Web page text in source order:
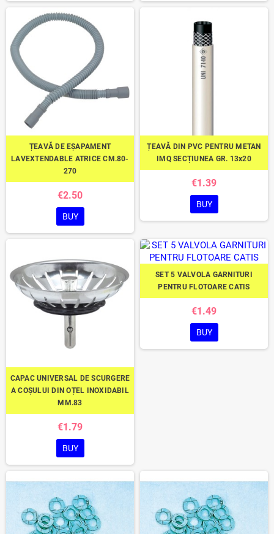
ȚEAVĂ DE EȘAPAMENT
LAVEXTENDABLE ATRICE CM.80-
270
€2.50
BUY
ȚEAVĂ DIN PVC PENTRU METAN
IMQ SECȚIUNEA GR. 13x20
€1.39
BUY
CAPAC UNIVERSAL DE SCURGERE
A COȘULUI DIN OȚEL INOXIDABIL
MM.83
€1.79
BUY
SET 5 VALVOLA GARNITURI
PENTRU FLOTOARE CATIS
€1.49
BUY